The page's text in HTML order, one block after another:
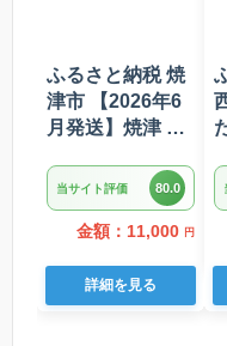
ふるさと納税 焼
津市 【2026年6
月発送】焼津 マ
ット F4 ねぎとろ
(a10-875202606)
当サイト評価 80.0
金額：11,000 円
詳細を見る